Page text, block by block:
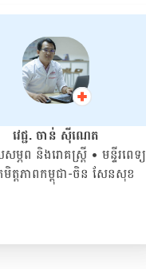
វេជ្ជ. ចាន់ ស៊ីណេត
ម្ភព និងរោគស្ត្រី• ម​ន្ទីរពេទ្យ
មិត្តភាពកម្ពុជា-ចិន សែនសុខ